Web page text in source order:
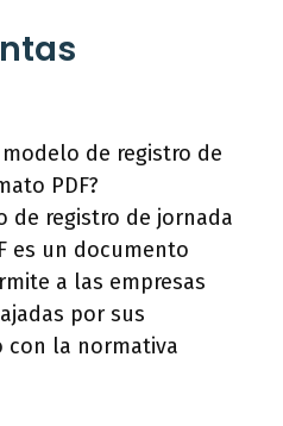
de registro de
PDF?
de registro de jornada
es un documento
a las empresas
por sus
con la normativa